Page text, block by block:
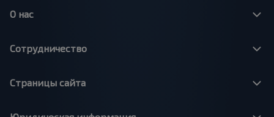
О нас
Сотрудничество
Страницы сайта